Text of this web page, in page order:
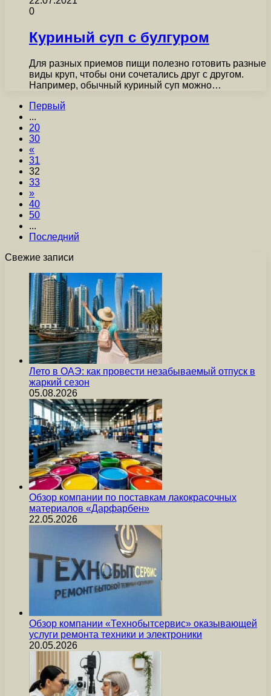
0
Куриный суп с булгуром
Для разных приемов пищи полезно готовить разные
виды круп, чтобы они сочетались друг с другом.
Например, обычный куриный суп можно…
Первый
...
20
30
«
31
32
33
»
40
50
...
Последний
Свежие записи
Лето в ОАЭ: как провести незабываемый отпуск в
жаркий сезон
05.08.2026
Обзор компании по поставкам лакокрасочных
материалов «Дарфарбен»
22.05.2026
Обзор компании «Технобытсервис» оказывающей
услуги ремонта техники и электроники
20.05.2026